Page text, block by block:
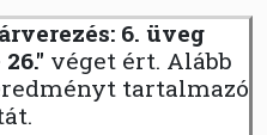
6. üveg
véget ért. Alább
tartalmazó